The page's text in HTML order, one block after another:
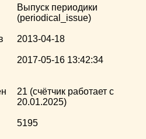
Выпуск периодики
(periodical_issue)
2013-04-18
2017-05-16 13:42:34
21 (счётчик работает с
20.01.2025)
5195